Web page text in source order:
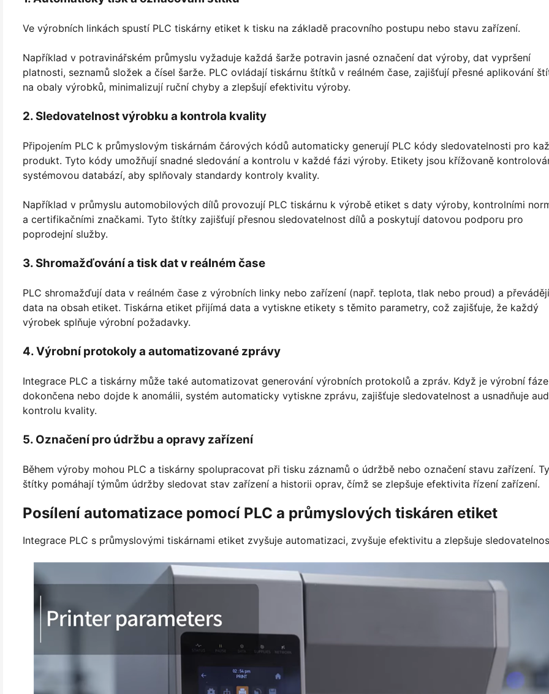
Ve výrobních linkách spustí PLC tiskárny etiket k tisku na základě pracovního postupu nebo stavu zařízení.
Například v potravinářském průmyslu vyžaduje každá šarže potravin jasné označení dat výroby, dat vypršení
platnosti, seznamů složek a čísel šarže. PLC ovládají tiskárnu štítků v reálném čase, zajišťují přesné aplikování
na obaly výrobků, minimalizují ruční chyby a zlepšují efektivitu výroby.
2. Sledovatelnost výrobku a kontrola kvality
Připojením PLC k průmyslovým tiskárnám čárových kódů automaticky generují PLC kódy sledovatelnosti pro
produkt. Tyto kódy umožňují snadné sledování a kontrolu v každé fázi výroby. Etikety jsou křížovaně
systémovou databází, aby splňovaly standardy kontroly kvality.
Například v průmyslu automobilových dílů provozují PLC tiskárnu k výrobě etiket s daty výroby, kontrolními
a certifikačními značkami. Tyto štítky zajišťují přesnou sledovatelnost dílů a poskytují datovou podporu pro
poprodejní služby.
3. Shromažďování a tisk dat v reálném čase
PLC shromažďují data v reálném čase z výrobních linky nebo zařízení (např. teplota, tlak nebo proud) a
data na obsah etiket. Tiskárna etiket přijímá data a vytiskne etikety s těmito parametry, což zajišťuje, že každý
výrobek splňuje výrobní požadavky.
4. Výrobní protokoly a automatizované zprávy
Integrace PLC a tiskárny může také automatizovat generování výrobních protokolů a zpráv. Když je výrobní fáze
dokončena nebo dojde k anomálii, systém automaticky vytiskne zprávu, zajišťuje sledovatelnost a usnadňuje
kontrolu kvality.
5. Označení pro údržbu a opravy zařízení
Během výroby mohou PLC a tiskárny spolupracovat při tisku záznamů o údržbě nebo označení stavu zařízení.
štítky pomáhají týmům údržby sledovat stav zařízení a historii oprav, čímž se zlepšuje efektivita řízení zařízení.
Posílení automatizace pomocí PLC a průmyslových tiskáren etiket
Integrace PLC s průmyslovými tiskárnami etiket zvyšuje automatizaci, zvyšuje efektivitu a zlepšuje